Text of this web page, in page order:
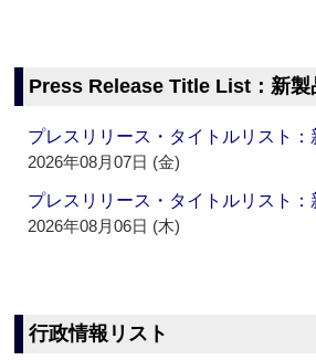
Press Release Title List：新製
プレスリリース・タイトルリスト
2026年08月07日 (金)
プレスリリース・タイトルリスト
2026年08月06日 (木)
行政情報リスト